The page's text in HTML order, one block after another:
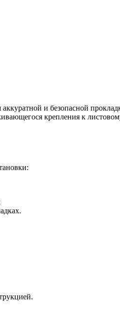
и безопасной
крепления к